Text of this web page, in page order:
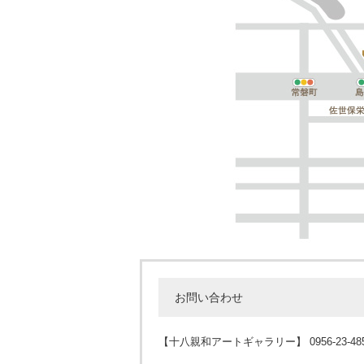
お問い合わせ
【十八親和アートギャラリー】 0956-23-